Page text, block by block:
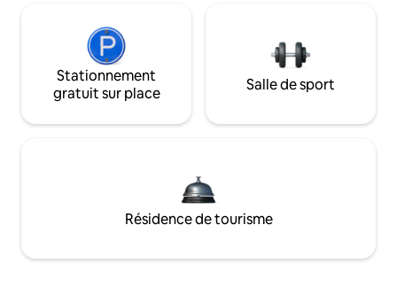
Stationnement
gratuit sur place
Salle de sport
Résidence de tourisme